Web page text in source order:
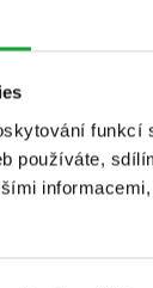
používáte,